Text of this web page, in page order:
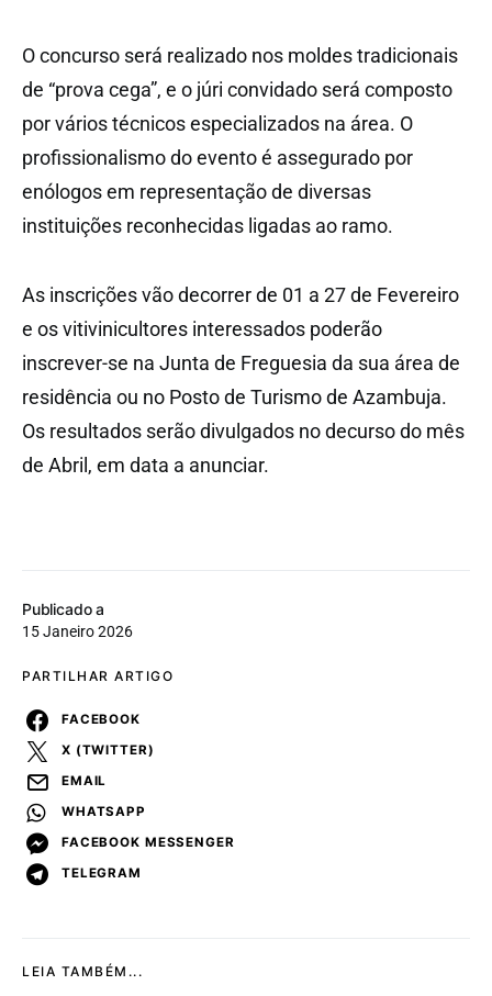
Publicado a
15 Janeiro 2026
PARTILHAR ARTIGO
FACEBOOK
X (TWITTER)
EMAIL
WHATSAPP
FACEBOOK MESSENGER
TELEGRAM
O concurso será realizado nos moldes tradicionais
de “prova cega”, e o júri convidado será composto
por vários técnicos especializados na área. O
profissionalismo do evento é assegurado por
enólogos em representação de diversas
instituições reconhecidas ligadas ao ramo.
As inscrições vão decorrer de 01 a 27 de Fevereiro
e os vitivinicultores interessados poderão
inscrever-se na Junta de Freguesia da sua área de
residência ou no Posto de Turismo de Azambuja.
Os resultados serão divulgados no decurso do mês
de Abril, em data a anunciar.
LEIA TAMBÉM...